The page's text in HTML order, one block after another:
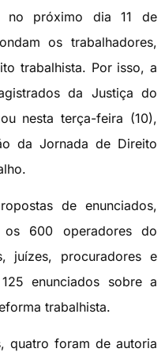
no próximo dia 11 de
os trabalhadores,
trabalhista. Por isso, a
da Justiça do
nesta terça-feira (10),
da Jornada de Direito
de enunciados,
600 operadores do
juízes, procuradores e
enunciados sobre a
trabalhista.
quatro foram de autoria